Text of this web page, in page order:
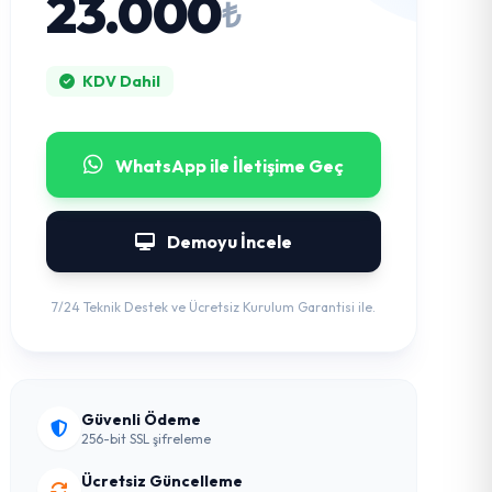
23.000₺
KDV Dahil
WhatsApp ile İletişime Geç
Demoyu İncele
7/24 Teknik Destek ve Ücretsiz Kurulum Garantisi ile.
Güvenli Ödeme
256-bit SSL şifreleme
Ücretsiz Güncelleme